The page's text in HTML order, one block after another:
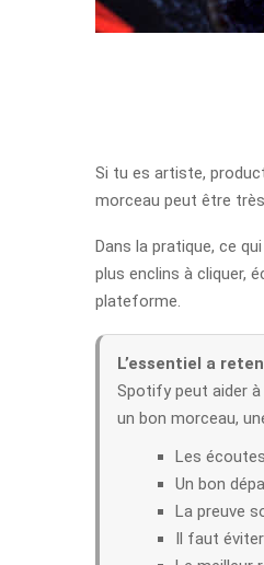
Si tu es artiste,
morceau peut être
Dans la pratique, ce
plus enclins à cliquer,
plateforme.
L’essentiel a
Spotify peut aider à
un bon morceau,
Les
Un bon
La preuve
Il faut